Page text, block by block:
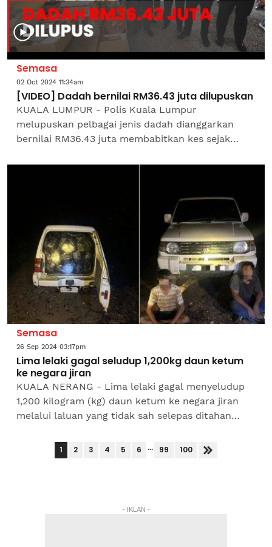
Semasa
02 Oct 2024 11:34am
[VIDEO] Dadah bernilai RM36.43 juta dilupuskan
KUALA LUMPUR - Polis Kuala Lumpur
melupuskan pelbagai jenis dadah dianggarkan
bernilai RM36.43 juta membabitkan kes sejak
Datuk Rusdi Mohd Isa...
Semasa
26 Sep 2024 03:17pm
Lima lelaki gagal seludup 1,200kg daun ketum
ke negara jiran
KUALA NERANG - Lima lelaki gagal menyeludup
1,200 kilogram (kg) daun ketum ke negara jiran
melalui laluan yang tidak sah selepas ditahan
Malaysia-Thailand pada...
1 2 3 4 5 6 ... 99 100
- IKLAN -